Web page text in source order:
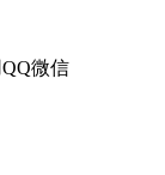
微信